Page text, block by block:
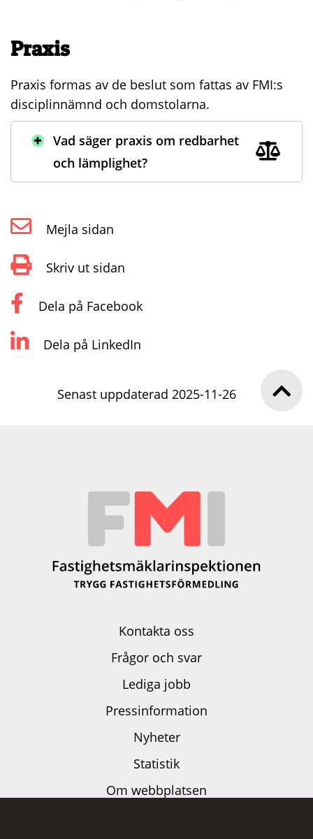
Praxis
Praxis formas av de beslut som fattas av FMI:s
disciplinnämnd och domstolarna.
Vad säger praxis om redbarhet
och lämplighet?
Mejla sidan
Skriv ut sidan
Dela på Facebook
Dela på LinkedIn
Senast uppdaterad 2025-11-26
Kontakta oss
Frågor och svar
Lediga jobb
Pressinformation
Nyheter
Statistik
Om webbplatsen